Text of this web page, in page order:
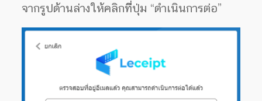
จากรูปด้านล่างให้คลิกทีี่ปุ่ม “ดำเนินการต่อ”